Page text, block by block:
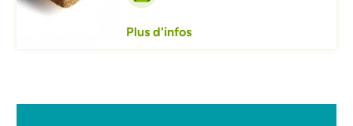
Plus d'infos